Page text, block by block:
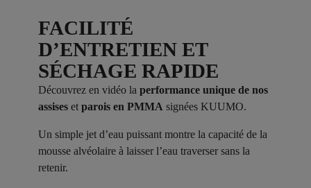
FACILITÉ
D’ENTRETIEN ET
SÉCHAGE RAPIDE
Découvrez en vidéo la performance unique de nos
assises et parois en PMMA signées KUUMO.
Un simple jet d’eau puissant montre la capacité de la
mousse alvéolaire à laisser l’eau traverser sans la
retenir.